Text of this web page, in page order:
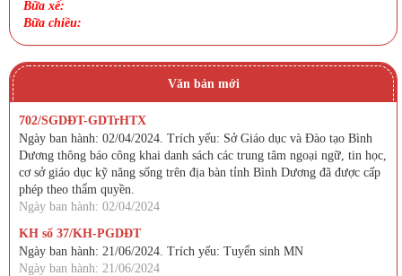
Bữa xế:
Bữa chiều:
Văn bản mới
702/SGDĐT-GDTrHTX
Ngày ban hành: 02/04/2024. Trích yếu: Sở Giáo dục và Đào tạo Bình
Dương thông báo công khai danh sách các trung tâm ngoại ngữ, tin học,
cơ sở giáo dục kỹ năng sống trên địa bàn tỉnh Bình Dương đã được cấp
phép theo thẩm quyền.
Ngày ban hành: 02/04/2024
KH số 37/KH-PGDĐT
Ngày ban hành: 21/06/2024. Trích yếu: Tuyển sinh MN
Ngày ban hành: 21/06/2024